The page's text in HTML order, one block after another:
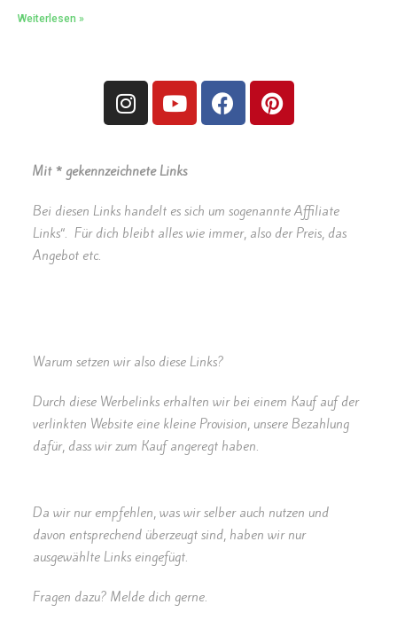
Weiterlesen »
Mit * gekennzeichnete Links
Bei diesen Links handelt es sich um sogenannte Affiliate
Links“. Für dich bleibt alles wie immer, also der Preis, das
Angebot etc.
Warum setzen wir also diese Links?
Durch diese Werbelinks erhalten wir bei einem Kauf auf der
verlinkten Website eine kleine Provision, unsere Bezahlung
dafür, dass wir zum Kauf angeregt haben.
Da wir nur empfehlen, was wir selber auch nutzen und
davon entsprechend überzeugt sind, haben wir nur
ausgewählte Links eingefügt.
Fragen dazu? Melde dich gerne.